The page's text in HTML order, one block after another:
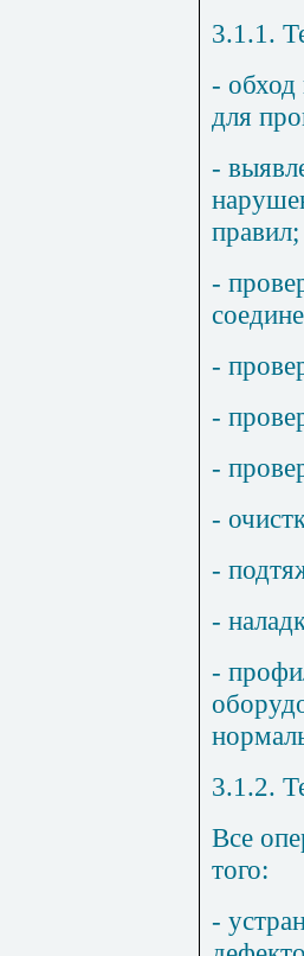
3.1.1.
- обход
для
-
-
-
-
-
-
-
-
-
3.1.2.
Все
того:
-